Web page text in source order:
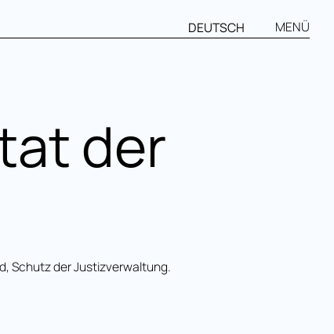
DEUTSCH MENÜ
der
Schutz der Justizverwaltung.